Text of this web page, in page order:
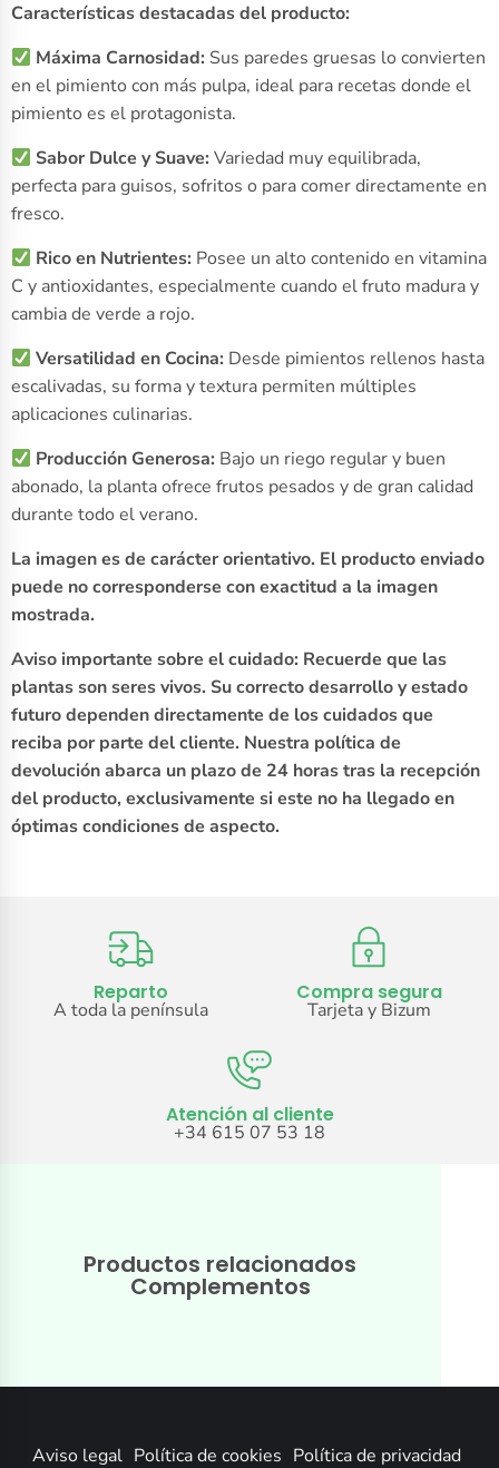
Características destacadas del producto:
Máxima Carnosidad: Sus paredes gruesas lo convierten
en el pimiento con más pulpa, ideal para recetas donde el
pimiento es el protagonista.
Sabor Dulce y Suave: Variedad muy equilibrada,
perfecta para guisos, sofritos o para comer directamente en
fresco.
Rico en Nutrientes: Posee un alto contenido en vitamina
C y antioxidantes, especialmente cuando el fruto madura y
cambia de verde a rojo.
Versatilidad en Cocina: Desde pimientos rellenos hasta
escalivadas, su forma y textura permiten múltiples
aplicaciones culinarias.
Producción Generosa: Bajo un riego regular y buen
abonado, la planta ofrece frutos pesados y de gran calidad
durante todo el verano.
La imagen es de carácter orientativo. El producto enviado
puede no corresponderse con exactitud a la imagen
mostrada.
Aviso importante sobre el cuidado: Recuerde que las
plantas son seres vivos. Su correcto desarrollo y estado
futuro dependen directamente de los cuidados que
reciba por parte del cliente. Nuestra política de
devolución abarca un plazo de 24 horas tras la recepción
del producto, exclusivamente si este no ha llegado en
óptimas condiciones de aspecto.
Reparto
A toda la península
Compra segura
Tarjeta y Bizum
Atención al cliente
+34 615 07 53 18
Productos relacionados
Complementos
Aviso legal Política de cookies Política de privacidad